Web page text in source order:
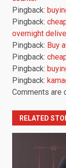
Pingback:
Pingback:
overnight
Pingback: Buy
Pingback:
Pingback:
Pingback:
Comments are
RELATED